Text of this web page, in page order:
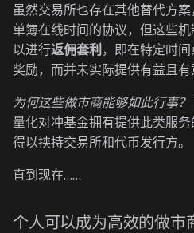
虽然交易所也存在其他替代方
单簿在线时间的协议，但这些
以进行返佣套利 ，即在特定时
奖励，而并未实际提供有益且有
为何这些做市商能够如此行事？
量化对冲基金拥有提供此类服
得以挟持交易所和代币发行方。
直到现在……
个人可以成为高效的做市